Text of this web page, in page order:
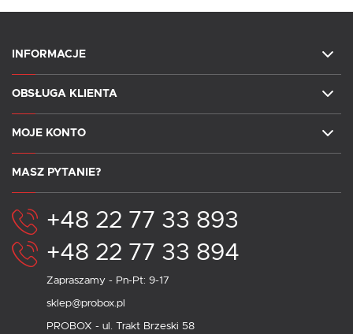
INFORMACJE
OBSŁUGA KLIENTA
MOJE KONTO
MASZ PYTANIE?
+48 22 77 33 893
+48 22 77 33 894
Zapraszamy - Pn-Pt: 9-17
sklep@probox.pl
PROBOX - ul. Trakt Brzeski 58